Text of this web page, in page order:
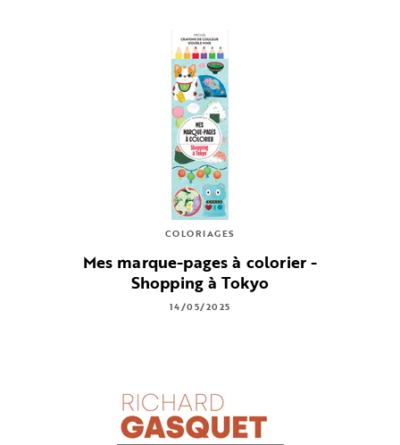
COLORIAGES
Mes marque-pages à colorier -
Shopping à Tokyo
14/05/2025